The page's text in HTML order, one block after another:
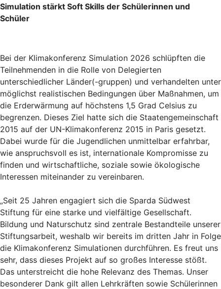
Simulation stärkt Soft Skills der Schülerinnen und
Schüler
Bei der Klimakonferenz Simulation 2026 schlüpften die
Teilnehmenden in die Rolle von Delegierten
unterschiedlicher Länder(-gruppen) und verhandelten unter
möglichst realistischen Bedingungen über Maßnahmen, um
die Erderwärmung auf höchstens 1,5 Grad Celsius zu
begrenzen. Dieses Ziel hatte sich die Staatengemeinschaft
2015 auf der UN-Klimakonferenz 2015 in Paris gesetzt.
Dabei wurde für die Jugendlichen unmittelbar erfahrbar,
wie anspruchsvoll es ist, internationale Kompromisse zu
finden und wirtschaftliche, soziale sowie ökologische
Interessen miteinander zu vereinbaren.
„Seit 25 Jahren engagiert sich die Sparda Südwest
Stiftung für eine starke und vielfältige Gesellschaft.
Bildung und Naturschutz sind zentrale Bestandteile unserer
Stiftungsarbeit, weshalb wir bereits im dritten Jahr in Folge
die Klimakonferenz Simulationen durchführen. Es freut uns
sehr, dass dieses Projekt auf so großes Interesse stößt.
Das unterstreicht die hohe Relevanz des Themas. Unser
besonderer Dank gilt allen Lehrkräften sowie Schülerinnen